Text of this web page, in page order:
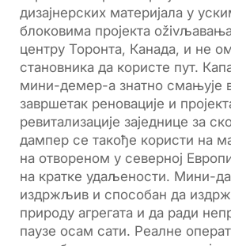
дизајнерских материјала у
блоковима пројекта
центру Торонта, Канада, и не
становника да користе пут.
мини-демер-а знатно смањује
завршетак реновације и
ревитализације заједнице за
дампер се такође користи на
на отвореном у северној
на кратке удаљености. Мини-
издржљив и способан да
природу агрегата и да ради
паузе осам сати. Реалне